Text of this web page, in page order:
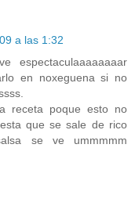
a las 1:32
espectaculaaaaaaaar
en noxeguena si no
receta poque esto no
que se sale de rico
se ve ummmmm